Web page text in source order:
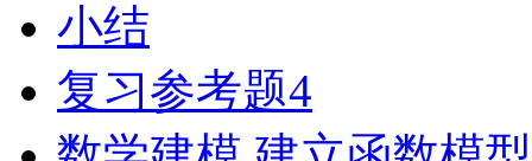
小结
复习参考题4